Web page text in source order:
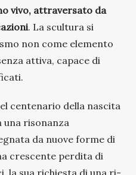
vivo, attraversato da
. La scultura si
non come elemento
attiva, capace di
centenario della nascita
una risonanza
da nuove forme di
crescente perdita di
la sua richiesta di una ri-